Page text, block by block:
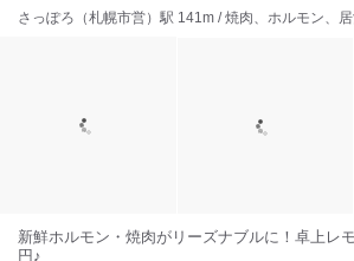
さっぽろ（札幌市営）駅 141m / 焼肉、ホルモン、
新鮮ホルモン・焼肉がリーズナブルに！卓上レ
円♪